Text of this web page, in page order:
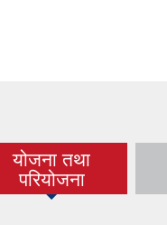
योजना तथा
परियोजना
(active tab)